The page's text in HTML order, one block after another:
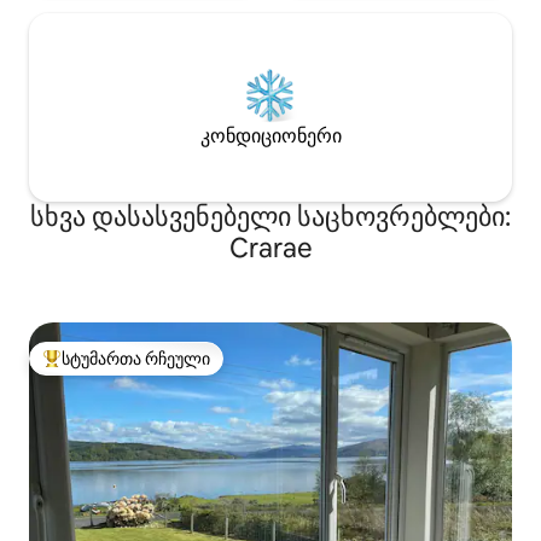
ისკენ Mull- ისკენ და ზღვისკენ
Ardnamurchan Point- ისკენ.
კონდიციონერი
სხვა დასასვენებელი საცხოვრებლები:
Crarae
სტუმართა რჩეული მოწინავე ვარიანტი
სტუმართა რჩეული